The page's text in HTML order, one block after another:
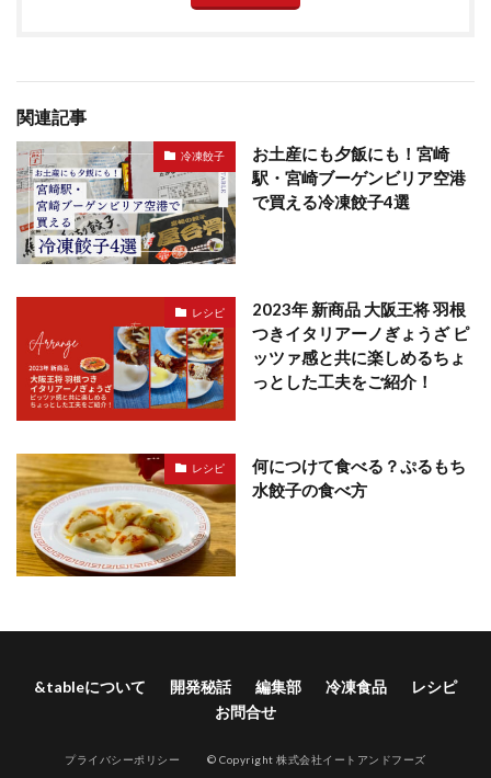
関連記事
冷凍餃子
お土産にも夕飯にも！宮崎
駅・宮崎ブーゲンビリア空港
で買える冷凍餃子4選
レシピ
2023年 新商品 大阪王将 羽根
つきイタリアーノぎょうざ ピ
ッツァ感と共に楽しめるちょ
っとした工夫をご紹介！
レシピ
何につけて食べる？ぷるもち
水餃子の食べ方
&tableについて 開発秘話 編集部 冷凍食品
レシピ
お問合せ
プライバシーポリシー © Copyright 株式会社イートアンドフーズ